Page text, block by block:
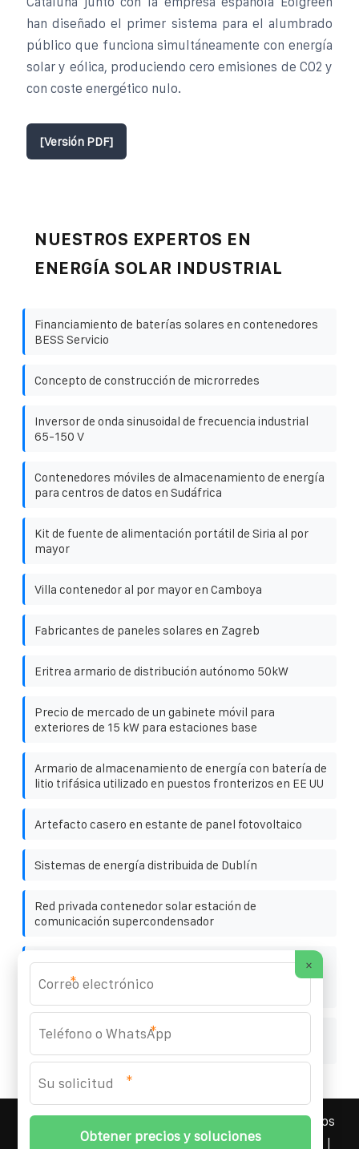
han diseñado el primer sistema para el alumbrado
público que funciona simultáneamente con energía
solar y eólica, produciendo cero emisiones de CO2 y
con coste energético nulo.
[Versión PDF]
NUESTROS EXPERTOS EN
ENERGÍA SOLAR INDUSTRIAL
Financiamiento de baterías solares en contenedores
BESS Servicio
Concepto de construcción de microrredes
Inversor de onda sinusoidal de frecuencia industrial
65-150 V
Contenedores móviles de almacenamiento de energía
para centros de datos en Sudáfrica
Kit de fuente de alimentación portátil de Siria al por
mayor
Villa contenedor al por mayor en Camboya
Fabricantes de paneles solares en Zagreb
Eritrea armario de distribución autónomo 50kW
Precio de mercado de un gabinete móvil para
exteriores de 15 kW para estaciones base
Armario de almacenamiento de energía con batería de
litio trifásica utilizado en puestos fronterizos en EE UU
Artefacto casero en estante de panel fotovoltaico
Sistemas de energía distribuida de Dublín
Red privada contenedor solar estación de
comunicación supercondensador
Alternativas sismorresistentes para contenedores
móviles de almacenamiento de energía utilizados en
plantas siderúrgicas
Solución de PCB para almacenamiento de energía de
YOUFOTO INDUSTRIAL SOLAR
2026 Todos los
derechos reservados. | Teléfono:+34 91 527 43 18
×
*
*
*